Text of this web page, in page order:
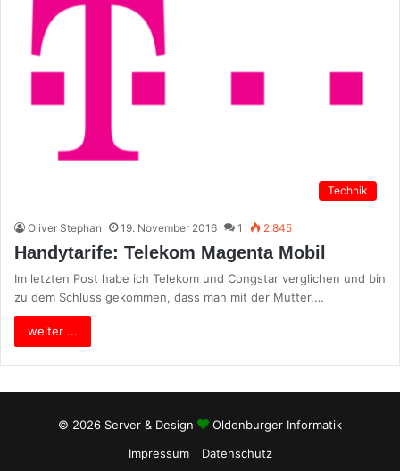
Technik
Oliver Stephan 19. November 2016 1 2.845
Handytarife: Telekom Magenta Mobil
Im letzten Post habe ich Telekom und Congstar verglichen und bin
zu dem Schluss gekommen, dass man mit der Mutter,…
weiter ...
© 2026 Server & Design
Oldenburger Informatik
Impressum
Datenschutz